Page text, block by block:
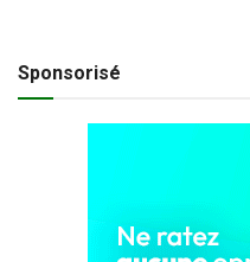
Sponsorisé